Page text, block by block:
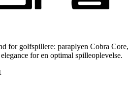
for golfspillere: paraplyen Cobra Core,
for en optimal spilleoplevelse.